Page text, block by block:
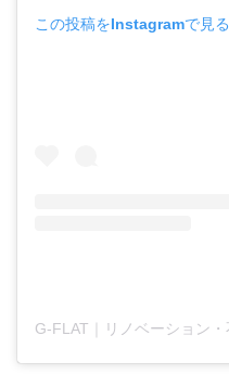
この投稿をInstagramで見る